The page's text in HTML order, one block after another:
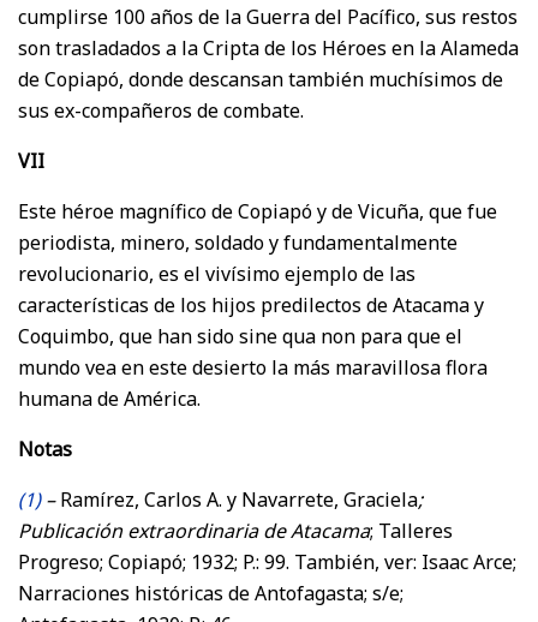
cumplirse 100 años de la Guerra del Pacífico, sus restos
son trasladados a la Cripta de los Héroes en la Alameda
de Copiapó, donde descansan también muchísimos de
sus ex-compañeros de combate.
VII
Este héroe magnífico de Copiapó y de Vicuña, que fue
periodista, minero, soldado y fundamentalmente
revolucionario, es el vivísimo ejemplo de las
características de los hijos predilectos de Atacama y
Coquimbo, que han sido sine qua non para que el
mundo vea en este desierto la más maravillosa flora
humana de América.
Notas
(1)–Ramírez, Carlos A. y Navarrete, Graciela;
Publicación extraordinaria de Atacama; Talleres
Progreso; Copiapó; 1932; P.: 99. También, ver: Isaac Arce;
Narraciones históricas de Antofagasta; s/e;